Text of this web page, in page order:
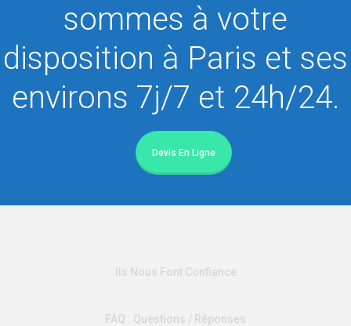
sommes à votre
disposition à Paris et ses
environs 7j/7 et 24h/24.
Devis En Ligne
Ils Nous Font Confiance
FAQ : Questions / Réponses